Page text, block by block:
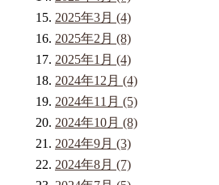
2025年3月 (4)
2025年2月 (8)
2025年1月 (4)
2024年12月 (4)
2024年11月 (5)
2024年10月 (8)
2024年9月 (3)
2024年8月 (7)